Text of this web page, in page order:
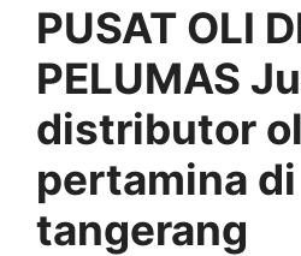
PUSAT OLI
PELUMAS
distributor
pertamina di
tangerang